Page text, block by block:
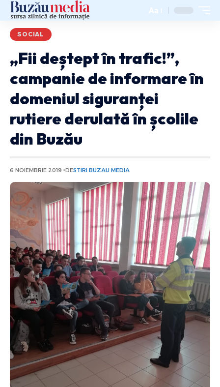
Aa
SOCIAL
„Fii deștept în trafic!”,
campanie de informare în
domeniul siguranței
rutiere derulată în școlile
din Buzău
6 NOIEMBRIE 2019 DESTIRI BUZAU MEDIA